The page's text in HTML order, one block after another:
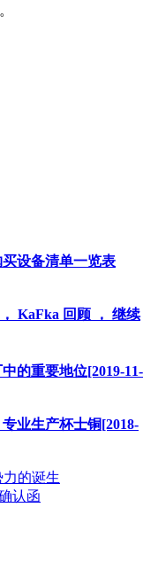
买设备清单一览表
KaFka 回顾 ， 继续
的重要地位[2019-11-
业生产杯士铜[2018-
的诞生
认函